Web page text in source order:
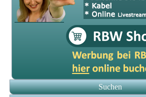
Suchen